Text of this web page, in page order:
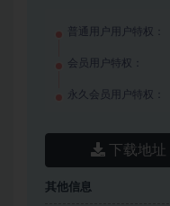
普通用户用户特权：
会员用户特权：
永久会员用户特权：
下载地址
其他信息